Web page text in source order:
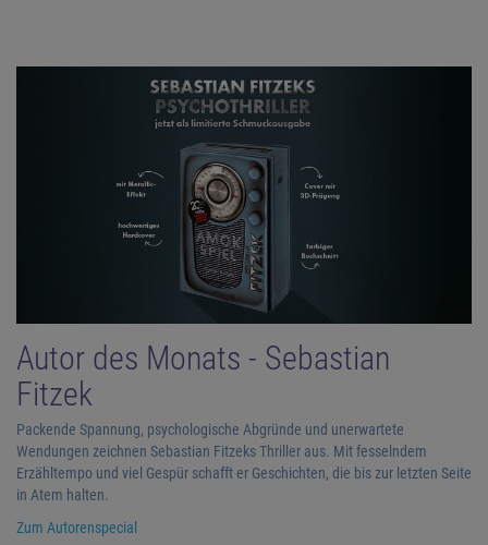
Autor des Monats - Sebastian
Fitzek
Packende Spannung, psychologische Abgründe und unerwartete
Wendungen zeichnen Sebastian Fitzeks Thriller aus. Mit fesselndem
Erzähltempo und viel Gespür schafft er Geschichten, die bis zur letzten Seite
in Atem halten.
Zum Autorenspecial